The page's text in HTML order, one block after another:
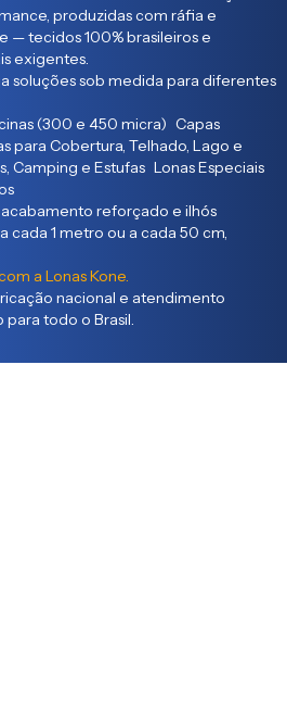
produzidas com ráfia e
— tecidos 100% brasileiros e
exigentes.
soluções sob medida para diferentes
(300 e 450 micra) Capas
para Cobertura, Telhado, Lago e
Camping e Estufas Lonas Especiais
reforçado e ilhós
cada 1 metro ou a cada 50 cm,
a Lonas Kone.
nacional e atendimento
todo o Brasil.